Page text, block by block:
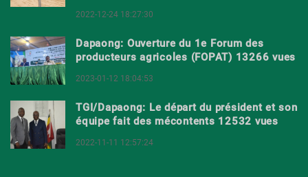
2022-12-24 18:27:30
Dapaong: Ouverture du 1e Forum des
producteurs agricoles (FOPAT) 13266 vues
2023-01-12 18:04:53
TGI/Dapaong: Le départ du président et son
équipe fait des mécontents 12532 vues
2022-11-11 12:57:24